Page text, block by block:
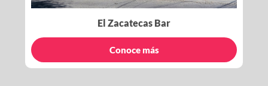
El Zacatecas Bar
Conoce más